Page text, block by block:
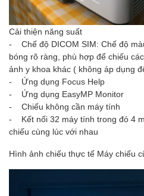
Cải thiện năng suất
- Chế độ DICOM SIM: Chế độ
bóng rõ ràng, phù hợp để chiếu
ảnh y khoa khác ( không áp dụng
- Ứng dụng Focus Help
- Ứng dụng EasyMP Monitor
- Chiếu không cần máy tính
- Kết nối 32 máy tính trong đó 4
chiếu cùng lúc với nhau
Hình ảnh chiếu thực tế Máy chiếu